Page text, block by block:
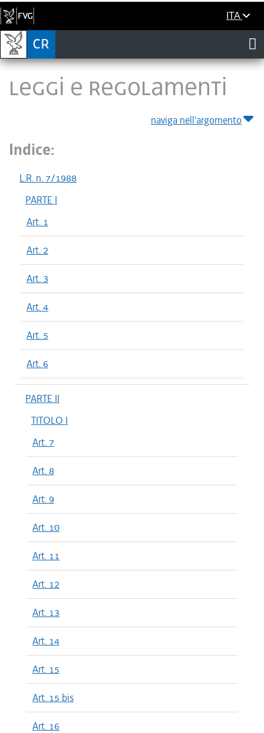
ITA
LEGGI E REGOLAMENTI
naviga nell'argomento
Indice:
L.R. n. 7/1988
PARTE I
Art. 1
Art. 2
Art. 3
Art. 4
Art. 5
Art. 6
PARTE II
TITOLO I
Art. 7
Art. 8
Art. 9
Art. 10
Art. 11
Art. 12
Art. 13
Art. 14
Art. 15
Art. 15 bis
Art. 16